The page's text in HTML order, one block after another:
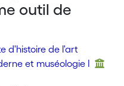
outil de
d'histoire de l'art
et muséologie I